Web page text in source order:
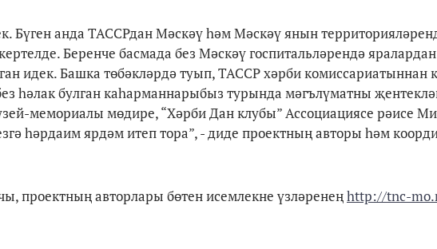
Бүген анда ТАССРдан Мәскәү һәм Мәскәү янын
Беренче басмада без Мәскәү госпитальләрендә яралардан
идек. Башка төбәкләрдә туып, ТАССР хәрби комиссариатыннан
һәлак булган каһарманнарыбыз турында мәгълүматны
мемориалы мөдире, “Хәрби Дан клубы” Ассоциациясе рәисе
һәрдаим ярдәм итеп тора”, - диде проектның авторы һәм
проектның авторлары бөтен исемлекне үзләренеңhttp://tnc-